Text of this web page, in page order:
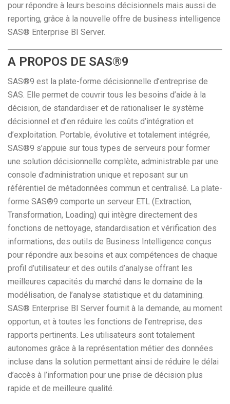
pour répondre à leurs besoins décisionnels mais aussi de
reporting, grâce à la nouvelle offre de business intelligence
SAS® Enterprise BI Server.
A PROPOS DE SAS®9
SAS®9 est la plate-forme décisionnelle d’entreprise de
SAS. Elle permet de couvrir tous les besoins d’aide à la
décision, de standardiser et de rationaliser le système
décisionnel et d’en réduire les coûts d’intégration et
d’exploitation. Portable, évolutive et totalement intégrée,
SAS®9 s’appuie sur tous types de serveurs pour former
une solution décisionnelle complète, administrable par une
console d’administration unique et reposant sur un
référentiel de métadonnées commun et centralisé. La plate-
forme SAS®9 comporte un serveur ETL (Extraction,
Transformation, Loading) qui intègre directement des
fonctions de nettoyage, standardisation et vérification des
informations, des outils de Business Intelligence conçus
pour répondre aux besoins et aux compétences de chaque
profil d’utilisateur et des outils d’analyse offrant les
meilleures capacités du marché dans le domaine de la
modélisation, de l’analyse statistique et du datamining.
SAS® Enterprise BI Server fournit à la demande, au moment
opportun, et à toutes les fonctions de l’entreprise, des
rapports pertinents. Les utilisateurs sont totalement
autonomes grâce à la représentation métier des données
incluse dans la solution permettant ainsi de réduire le délai
d’accès à l’information pour une prise de décision plus
rapide et de meilleure qualité.